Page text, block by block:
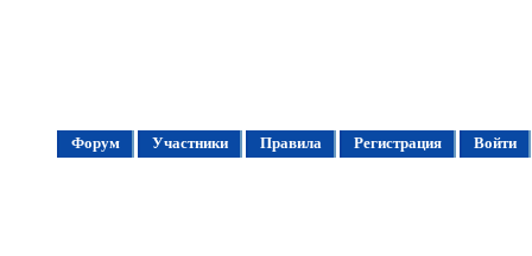
Форум Участники Правила Регистрация Войти